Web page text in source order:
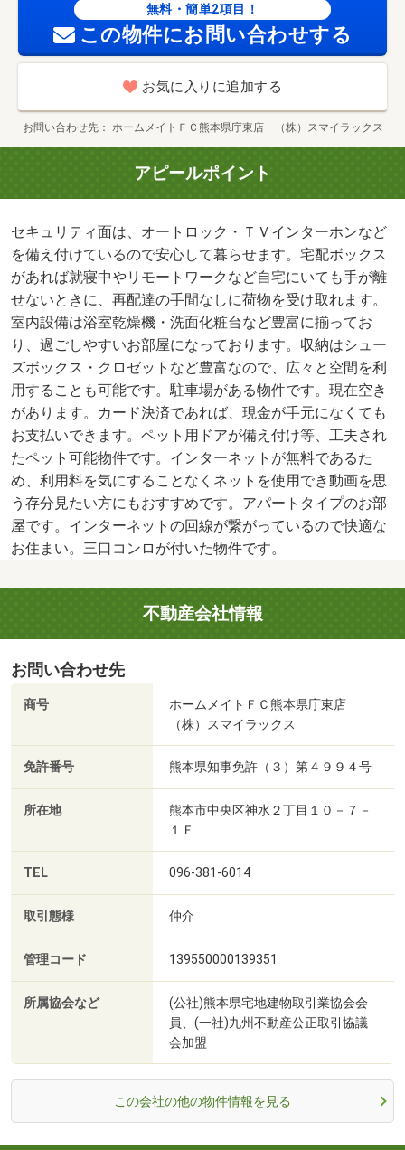
無料・簡単2項目！
この物件にお問い合わせする
お気に入りに追加する
お問い合わせ先 ホームメイトＦＣ熊本県庁東店 （株）スマイラックス
アピールポイント
セキュリティ面は、オートロック・ＴＶインターホンなど
を備え付けているので安心して暮らせます。宅配ボックス
があれば就寝中やリモートワークなど自宅にいても手が離
せないときに、再配達の手間なしに荷物を受け取れます。
室内設備は浴室乾燥機・洗面化粧台など豊富に揃ってお
り、過ごしやすいお部屋になっております。収納はシュー
ズボックス・クロゼットなど豊富なので、広々と空間を利
用することも可能です。駐車場がある物件です。現在空き
があります。カード決済であれば、現金が手元になくても
お支払いできます。ペット用ドアが備え付け等、工夫され
たペット可能物件です。インターネットが無料であるた
め、利用料を気にすることなくネットを使用でき動画を思
う存分見たい方にもおすすめです。アパートタイプのお部
屋です。インターネットの回線が繋がっているので快適な
お住まい。三口コンロが付いた物件です。
不動産会社情報
お問い合わせ先
商号
ホームメイトＦＣ熊本県庁東店
（株）スマイラックス
免許番号 熊本県知事免許（３）第４９９４号
所在地
熊本市中央区神水２丁目１０－７－
１Ｆ
TEL 096-381-6014
取引態様 仲介
管理コード 139550000139351
所属協会など
(公社)熊本県宅地建物取引業協会会
員、(一社)九州不動産公正取引協議
会加盟
この会社の他の物件情報を見る